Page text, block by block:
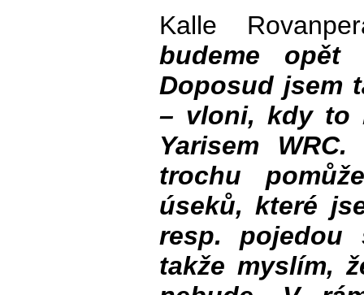
Kalle
budeme opět
Doposud jsem
– vloni, kdy to
Yarisem
trochu
úseků, které
resp. pojedou
takže myslím,